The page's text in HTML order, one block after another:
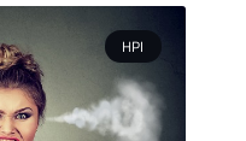
HPI